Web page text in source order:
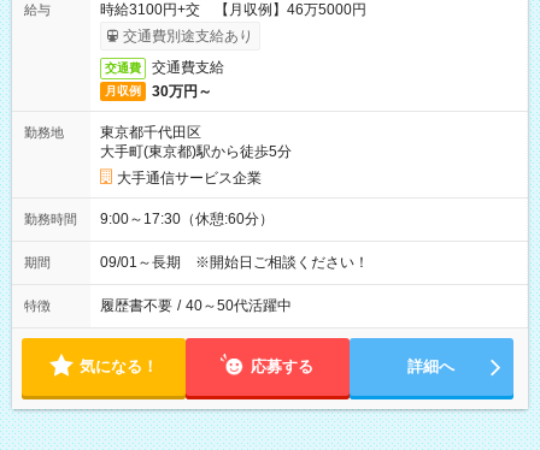
給与
時給3100円+交 【月収例】46万5000円
交通費別途支給あり
交通費 交通費支給
月収例 30万円～
勤務地
東京都千代田区
大手町(東京都)駅から徒歩5分
大手通信サービス企業
勤務時間 9:00～17:30（休憩:60分）
期間 09/01～長期 ※開始日ご相談ください！
特徴 履歴書不要 / 40～50代活躍中
気になる！ 応募する 詳細へ